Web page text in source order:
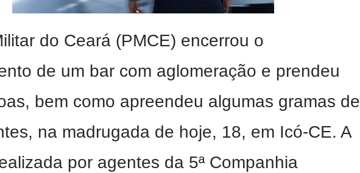
do Ceará (PMCE) encerrou o
de um bar com aglomeração e prendeu
bem como apreendeu algumas gramas de
na madrugada de hoje, 18, em Icó-CE. A
por agentes da 5ª Companhia